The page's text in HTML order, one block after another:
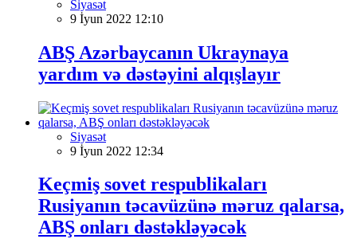
Siyasət
9 İyun 2022 12:10
ABŞ Azərbaycanın Ukraynaya
yardım və dəstəyini alqışlayır
Siyasət
9 İyun 2022 12:34
Keçmiş sovet respublikaları
Rusiyanın təcavüzünə məruz qalarsa,
ABŞ onları dəstəkləyəcək